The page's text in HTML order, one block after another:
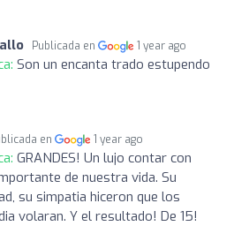
Publicada en 1 year ago
Son un encanta trado estupendo
en 1 year ago
GRANDES! Un lujo contar con
de nuestra vida. Su
su simpatia hiceron que los
volaran. Y el resultado! De 15!